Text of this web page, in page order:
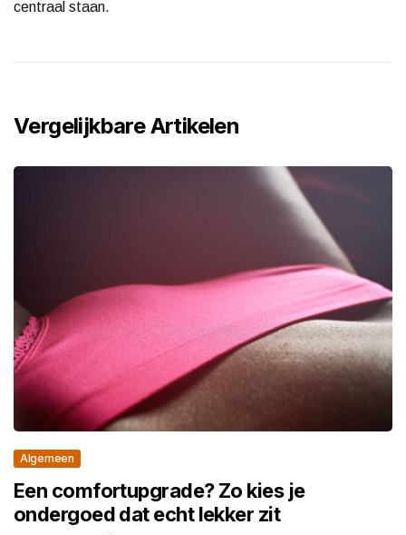
centraal staan.
Vergelijkbare Artikelen
Algemeen
Een comfortupgrade? Zo kies je
ondergoed dat echt lekker zit